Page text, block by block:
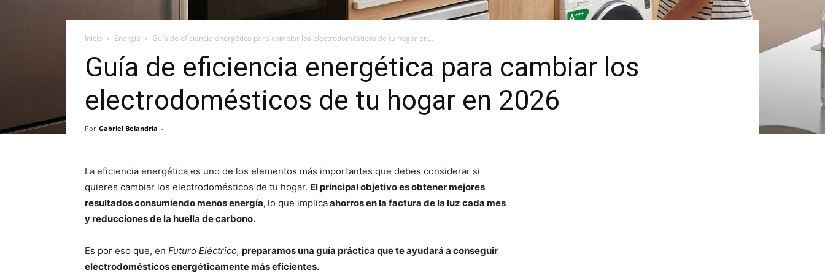
Inicio Energía Guía de eficiencia energética para cambiar los electrodomésticos de tu hogar en...
Guía de eficiencia energética para cambiar los
electrodomésticos de tu hogar en 2026
Por Gabriel Belandria -
La eficiencia energética es uno de los elementos más importantes que debes considerar si
quieres cambiar los electrodomésticos de tu hogar. El principal objetivo es obtener mejores
resultados consumiendo menos energía, lo que implicaahorros en la factura de la luz cada mes
y reducciones de la huella de carbono.
Es por eso que, en Futuro Eléctrico, preparamos una guía práctica que te ayudará a conseguir
electrodomésticos energéticamente más eficientes.